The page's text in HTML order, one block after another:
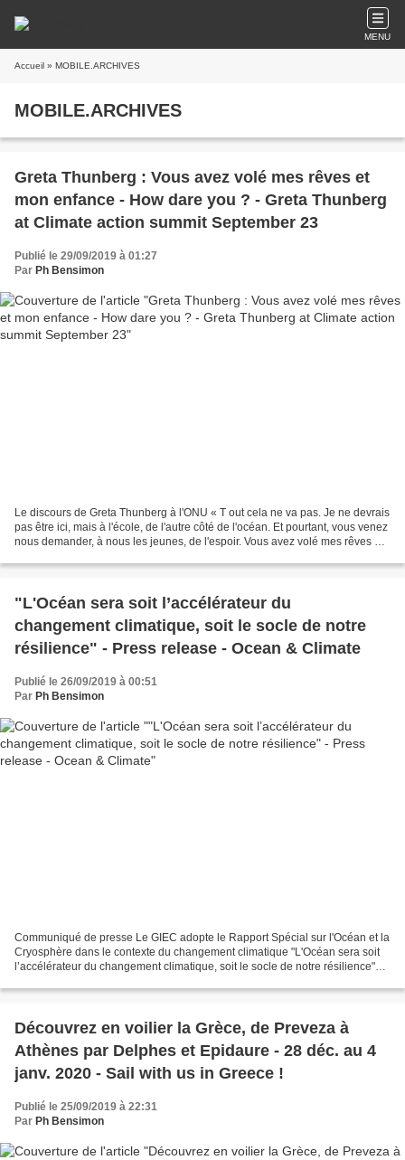
MENU
Accueil » MOBILE.ARCHIVES
MOBILE.ARCHIVES
Greta Thunberg : Vous avez volé mes rêves et
mon enfance - How dare you ? - Greta Thunberg
at Climate action summit September 23
Publié le 29/09/2019 à 01:27
Par Ph Bensimon
Le discours de Greta Thunberg à l'ONU « T out cela ne va pas. Je ne devrais
pas être ici, mais à l'école, de l'autre côté de l'océan. Et pourtant, vous venez
nous demander, à nous les jeunes, de l'espoir. Vous avez volé mes rêves et
"L'Océan sera soit l’accélérateur du
changement climatique, soit le socle de notre
résilience" - Press release - Ocean & Climate
Publié le 26/09/2019 à 00:51
Par Ph Bensimon
Communiqué de presse Le GIEC adopte le Rapport Spécial sur l'Océan et la
Cryosphère dans le contexte du changement climatique "L'Océan sera soit
l’accélérateur du changement climatique, soit le socle de notre résilience"
Découvrez en voilier la Grèce, de Preveza à
Athènes par Delphes et Epidaure - 28 déc. au 4
janv. 2020 - Sail with us in Greece !
Publié le 25/09/2019 à 22:31
Par Ph Bensimon